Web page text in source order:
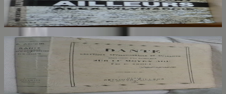
RESTANY Pierre
65€
Dante Hérétique et Révolutionnaire et
Socialiste
AROUX
€